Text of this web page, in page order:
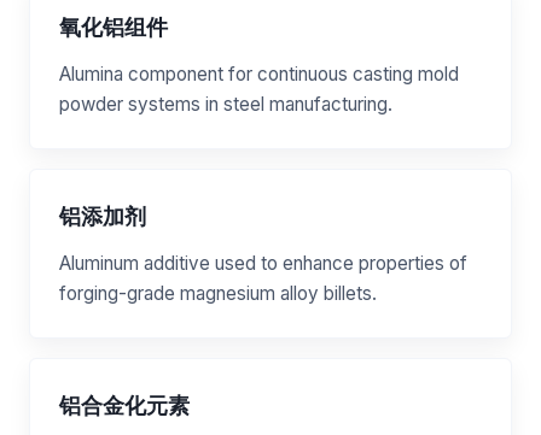
氧化铝组件
Alumina component for continuous casting mold
powder systems in steel manufacturing.
铝添加剂
Aluminum additive used to enhance properties of
forging-grade magnesium alloy billets.
铝合金化元素